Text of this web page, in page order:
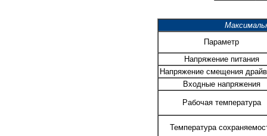
Параметр
Напряжение питания
Напряжение смещения
Входные напряжения
Рабочая температура
Температура